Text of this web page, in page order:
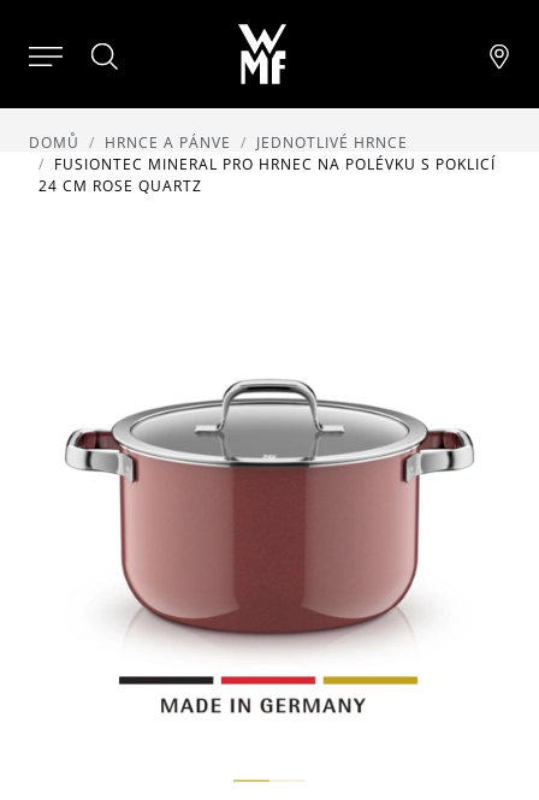
DOMŮ HRNCE A PÁNVE
JEDNOTLIVÉ HRNCE
FUSIONTEC MINERAL PRO HRNEC NA POLÉVKU S POKLICÍ
24 CM ROSE QUARTZ